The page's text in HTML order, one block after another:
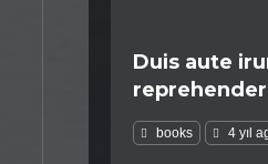
Duis aute
books 4 yıl